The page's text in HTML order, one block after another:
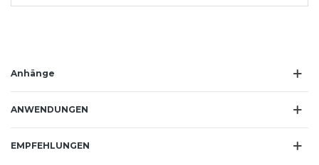
Anhänge
ANWENDUNGEN
EMPFEHLUNGEN